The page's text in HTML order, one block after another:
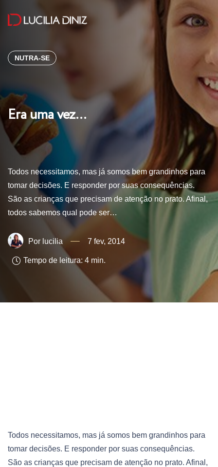
NUTRA-SE
Era uma vez…
Todos necessitamos, mas já somos bem grandinhos para
tomar decisões. E responder por suas consequências.
São as crianças que precisam de atenção no prato. Afinal,
todos sabemos qual pode ser…
lucilia 7 fev, 2014
Tempo de leitura: 4 min.
Todos necessitamos, mas já somos bem grandinhos para
tomar decisões. E responder por suas consequências.
São as crianças que precisam de atenção no prato. Afinal,